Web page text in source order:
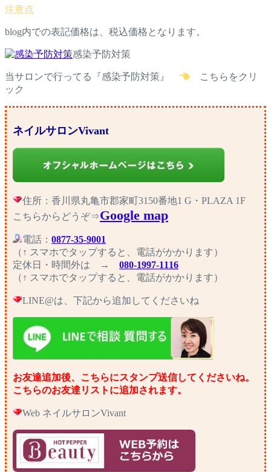
blog内での表記価格は、税込価格となります。
感染予防対策
当サロンで行ってる『感染予防対策』
こちらをクリ
ック
ネイルサロンVivant
住所：香川県丸亀市郡家町3150番地1 G・PLAZA 1F
こちらからどうぞ⇒Google map
電話： 0877-35-9001
（↑ スマホでタップすると、電話がかかります）
定休日・時間外は → 080-1997-1116
（↑ スマホでタップすると、電話がかかります）
LINE@は、下記から追加してくださいね
お友達追加後、こちらにスタンプ送信してくださいね。
こちらのお友達リストに追加されます。
Web ネイルサロンVivant